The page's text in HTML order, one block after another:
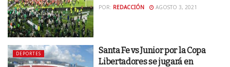
POR: REDACCIÓN AGOSTO 3, 2021
DEPORTES
Santa Fe vs Junior por la Copa
Libertadores se jugará en